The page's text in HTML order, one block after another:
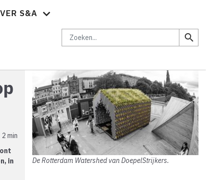
Zoeken
search
S&A
2 min
in
De Rotterdam Watershed van DoepelStrijkers.